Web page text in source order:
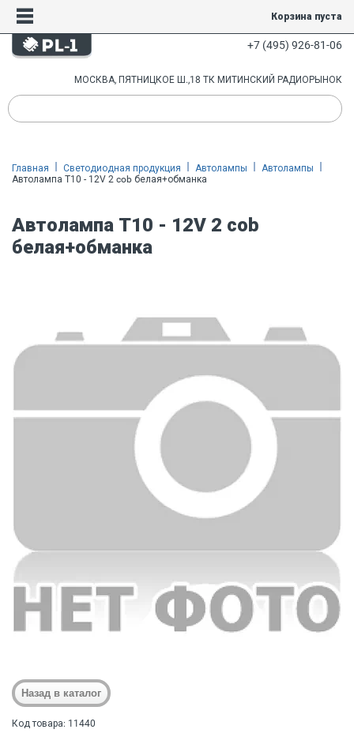
Корзина пуста
+7 (495) 926-81-06
МОСКВА, ПЯТНИЦКОЕ Ш.,18 ТК МИТИНСКИЙ РАДИОРЫНОК
Главная Светодиодная продукция Автолампы
Автолампы
Автолампа T10 - 12V 2 cob белая+обманка
Автолампа T10 - 12V 2 cob
белая+обманка
Код товара: 11440